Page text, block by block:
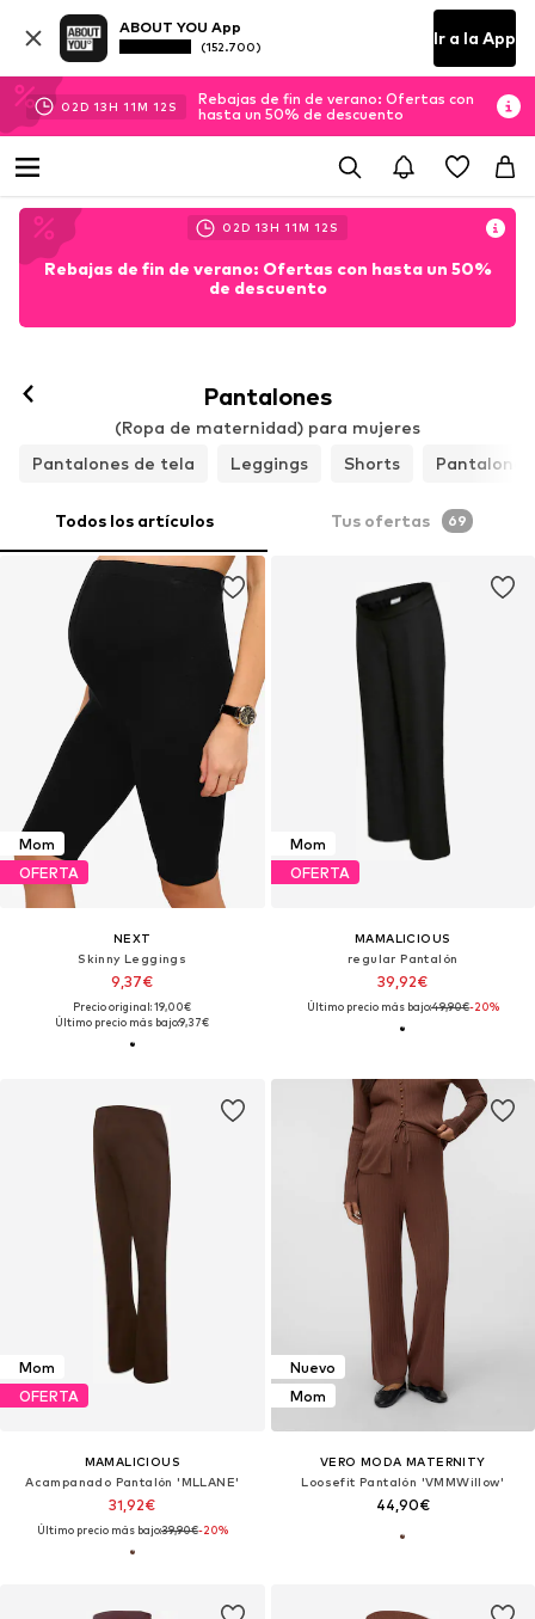
ABOUT YOU App
(152.700) Ir a la App
02D 13H 11M 11 S
Rebajas de fin de verano: Ofertas con
hasta un 50% de descuento
02D 13H 11M 11 S
Rebajas de fin de verano: Ofertas con hasta un 50%
de descuento
Pantalones
(Ropa de maternidad) para mujeres
Pantalones de tela
Leggings Shorts
Todos los artículos Tus ofertas 69
Mom
OFERTA
NEXT
Skinny Leggings
9,37€
Precio original: 19,00€
Último precio más bajo:9,37€
Mom
OFERTA
MAMALICIOUS
regular Pantalón
39,92€
Último precio más bajo:49,90€-20%
Mom
OFERTA
MAMALICIOUS
Acampanado Pantalón 'MLLANE'
31,92€
Último precio más bajo:39,90€-20%
Nuevo
Mom
VERO MODA MATERNITY
Loosefit Pantalón 'VMMWillow'
44,90€